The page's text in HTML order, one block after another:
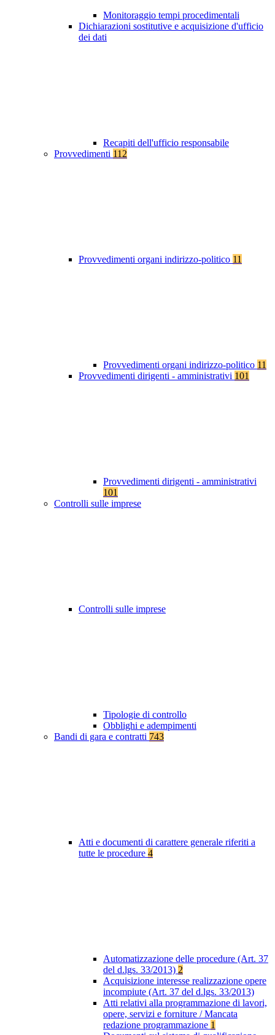
Monitoraggio tempi procedimentali
Dichiarazioni sostitutive e acquisizione d'ufficio
dei dati
Recapiti dell'ufficio responsabile
Provvedimenti 112
Provvedimenti organi indirizzo-politico 11
Provvedimenti organi indirizzo-politico 11
Provvedimenti dirigenti - amministrativi 101
Provvedimenti dirigenti - amministrativi
101
Controlli sulle imprese
Controlli sulle imprese
Tipologie di controllo
Obblighi e adempimenti
Bandi di gara e contratti 743
Atti e documenti di carattere generale riferiti a
tutte le procedure 4
Automatizzazione delle procedure (Art. 37
del d.lgs. 33/2013) 2
Acquisizione interesse realizzazione opere
incompiute (Art. 37 del d.lgs. 33/2013)
Atti relativi alla programmazione di lavori,
opere, servizi e forniture / Mancata
redazione programmazione 1